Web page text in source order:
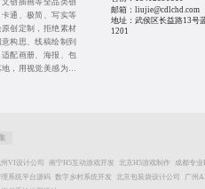
创插画等全品类创
通、极简、写实等
创定制，拒绝素材
构思、线稿绘制到
适配画册、海报、包
，用视觉美感为品
邮箱：liujie@cdlchd.com
地址：武侯区长益路13号
1201
VI设计公司 南宁H5互动游戏开发 北京H5游戏制作
成都专业
理系统平台源码 数字乡村系统开发 北京包装袋设计公司
广州